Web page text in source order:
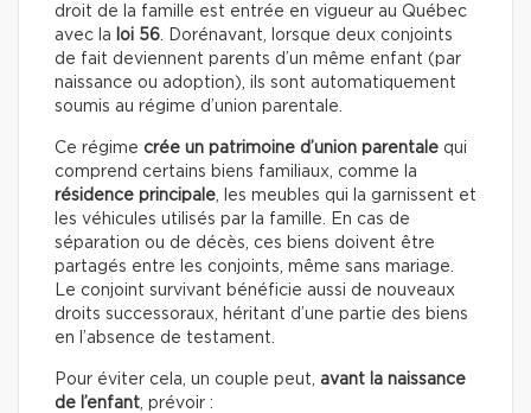
droit de la famille est entrée en vigueur au Québec
avec la loi 56 . Dorénavant, lorsque deux conjoints
de fait deviennent parents d’un même enfant (par
naissance ou adoption), ils sont automatiquement
soumis au régime d’union parentale.
Ce régime crée un patrimoine d’union parentale qui
comprend certains biens familiaux, comme la
résidence principale , les meubles qui la garnissent et
les véhicules utilisés par la famille. En cas de
séparation ou de décès, ces biens doivent être
partagés entre les conjoints, même sans mariage.
Le conjoint survivant bénéficie aussi de nouveaux
droits successoraux, héritant d’une partie des biens
en l’absence de testament.
Pour éviter cela, un couple peut, avant la naissance
de l’enfant , prévoir :